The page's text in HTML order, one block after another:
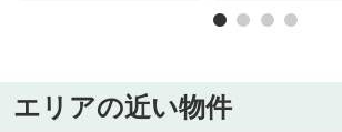
エリアの近い物件